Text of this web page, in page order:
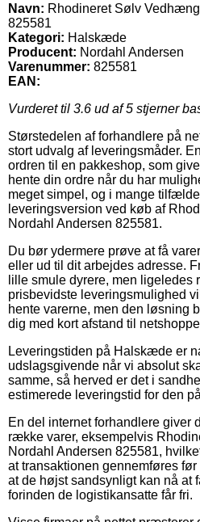
Navn: Rhodineret Sølv
825581
Kategori: Halskæde
Producent: Nordahl Andersen
Varenummer: 825581
EAN:
Vurderet til 3.6 ud af 5 stjerner
Størstedelen af forhandlere på
stort udvalg af leveringsmåder.
ordren til en pakkeshop, som
hente din ordre når du har
meget simpel, og i mange
leveringsversion ved køb af
Nordahl Andersen 825581.
Du bør ydermere prøve at få
eller ud til dit arbejdes adresse.
lille smule dyrere, men ligeledes
prisbevidste leveringsmulighed
hente varerne, men den løsning
dig med kort afstand til
Leveringstiden på Halskæde er
udslagsgivende når vi absolut
samme, så herved er det i
estimerede leveringstid for den
En del internet forhandlere giver
række varer, eksempelvis
Nordahl Andersen 825581,
at transaktionen gennemføres
at de højst sandsynligt kan nå at
forinden de logistikansatte får fri.